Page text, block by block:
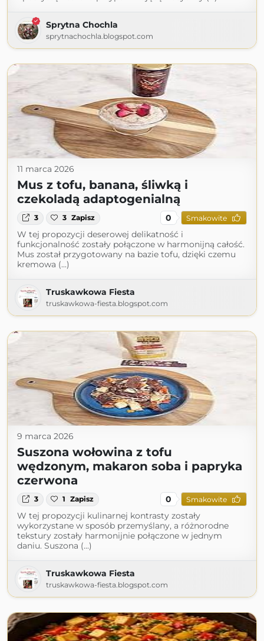
Sprytna Chochla
sprytnachochla.blogspot.com
11 marca 2026
Mus z tofu, banana, śliwką i
czekoladą adaptogenialną
3 3 Zapisz 0 Smakowite
W tej propozycji deserowej delikatność i
funkcjonalność zostały połączone w harmonijną całość.
Mus został przygotowany na bazie tofu, dzięki czemu
kremowa (...)
Truskawkowa Fiesta
truskawkowa-fiesta.blogspot.com
9 marca 2026
Suszona wołowina z tofu
wędzonym, makaron soba i papryka
czerwona
3 1 Zapisz 0 Smakowite
W tej propozycji kulinarnej kontrasty zostały
wykorzystane w sposób przemyślany, a różnorodne
tekstury zostały harmonijnie połączone w jednym
daniu. Suszona (...)
Truskawkowa Fiesta
truskawkowa-fiesta.blogspot.com